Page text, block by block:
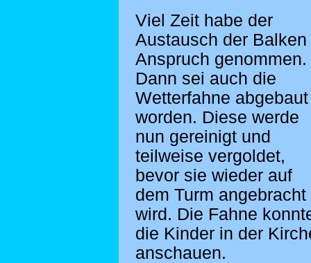
Viel Zeit habe der
Austausch der Balken
Anspruch genommen.
Dann sei auch die
Wetterfahne abgebaut
worden. Diese werde
nun gereinigt und
teilweise vergoldet,
bevor sie wieder auf
dem Turm angebracht
wird. Die Fahne
die Kinder in der
anschauen.